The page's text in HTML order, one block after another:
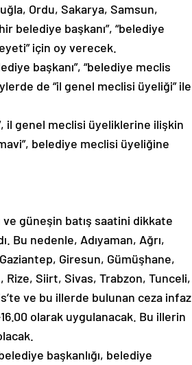
Ordu, Sakarya, Samsun,
belediye başkanı”, “belediye
için oy verecek.
başkanı”, “belediye meclis
de “il genel meclisi üyeliği” ile
il genel meclisi üyeliklerine ilişkin
belediye meclisi üyeliğine
güneşin batış saatini dikkate
Bu nedenle, Adıyaman, Ağrı,
Giresun, Gümüşhane,
Rize, Siirt, Sivas, Trabzon, Tunceli,
ve bu illerde bulunan ceza infaz
olarak uygulanacak. Bu illerin
başkanlığı, belediye